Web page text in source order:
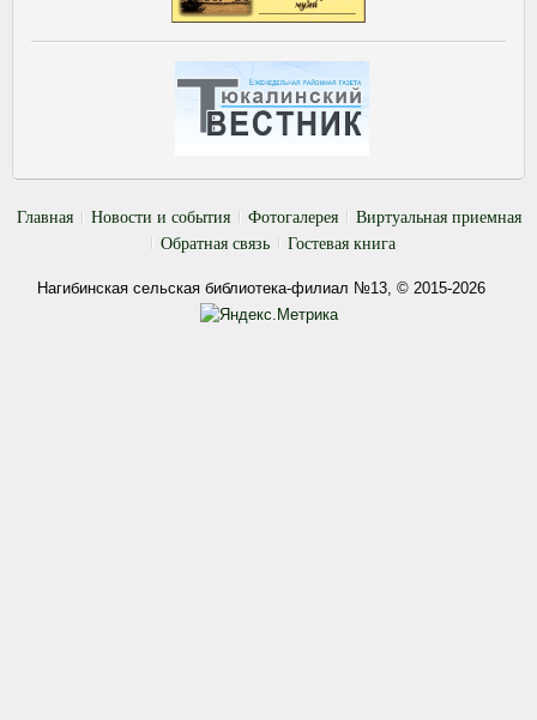
Главная Новости и события Фотогалерея
Виртуальная приемная
Обратная связь
Гостевая книга
Нагибинская сельская библиотека-филиал №13, © 2015-2026